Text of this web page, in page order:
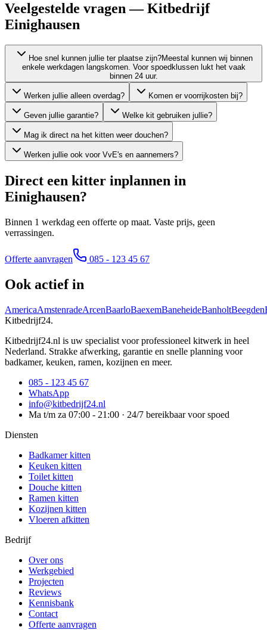
Veelgestelde vragen — Kitbedrijf
Einighausen
Hoe snel kunnen jullie ter plaatse zijn?Meestal kunnen wij binnen
enkele werkdagen langskomen. Voor spoedklussen lukt het vaak
binnen 24 uur.
Werken jullie alleen overdag? Komen er voorrijkosten bij?
Geven jullie garantie? Welke kit gebruiken jullie?
Mag ik direct na het kitten weer douchen?
Werken jullie ook voor VvE's en aannemers?
Direct een kitter inplannen in
Einighausen?
Binnen 1 werkdag een offerte op maat. Vaste prijs, geen
verrassingen.
Offerte aanvragen 085 - 123 45 67
Ook actief in
AmericaAmstenradeArcenBaarloBaexemBaneheideBanholtBeegden
Kitbedrijf24.
Kitbedrijf24.nl is uw specialist voor professioneel kitwerk in heel
Nederland. Strakke afwerking, garantie en snelle planning voor
badkamer, keuken, ramen, kozijnen en meer.
085 - 123 45 67
WhatsApp
info@kitbedrijf24.nl
Ma t/m za 07:00 - 21:00 · 24/7 bereikbaar voor spoed
Diensten
Badkamer kitten
Keuken kitten
Toilet kitten
Douche kitten
Ramen kitten
Kozijnen kitten
Vloeren afkitten
Bedrijf
Over ons
Werkgebied
Projecten
Reviews
Kennisbank
Contact
Offerte aanvragen